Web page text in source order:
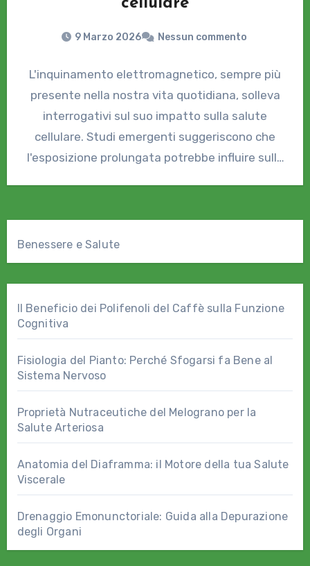
cellulare
9 Marzo 2026 Nessun commento
L'inquinamento elettromagnetico, sempre più
presente nella nostra vita quotidiana, solleva
interrogativi sul suo impatto sulla salute
cellulare. Studi emergenti suggeriscono che
l'esposizione prolungata potrebbe influire sulla
Benessere e Salute
Il Beneficio dei Polifenoli del Caffè sulla Funzione
Cognitiva
Fisiologia del Pianto: Perché Sfogarsi fa Bene al
Sistema Nervoso
Proprietà Nutraceutiche del Melograno per la
Salute Arteriosa
Anatomia del Diaframma: il Motore della tua Salute
Viscerale
Drenaggio Emonunctoriale: Guida alla Depurazione
degli Organi